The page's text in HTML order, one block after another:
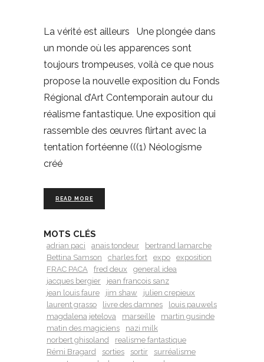
La vérité est ailleurs Une plongée dans
un monde où les apparences sont
toujours trompeuses, voilà ce que nous
propose la nouvelle exposition du Fonds
Régional d’Art Contemporain autour du
réalisme fantastique. Une exposition qui
rassemble des œuvres flirtant avec la
tentation fortéenne (((1) Néologisme
créé
READ MORE
MOTS CLÉS
adrian paci anais tondeur
bertrand lamarche
Bettina Samson
charles fort expo
exposition
FRAC PACA
fred deux
general idea
jacques bergier
jean francois sanz
jean louis faure
jim shaw
julien crepieux
laurent grasso
livre des damnes
louis pauwels
magdalena jetelova
marseille
martin gusinde
matin des magiciens
nazi milk
norbert ghisoland
realisme fantastique
Rémi Bragard
sorties sortir
surréalisme